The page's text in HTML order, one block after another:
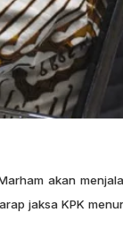
akan
jaksa KPK